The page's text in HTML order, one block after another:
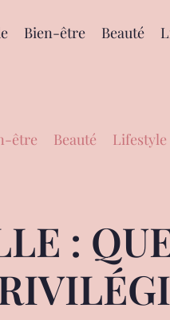
Bien-être Beauté
être Beauté Lifestyle
: